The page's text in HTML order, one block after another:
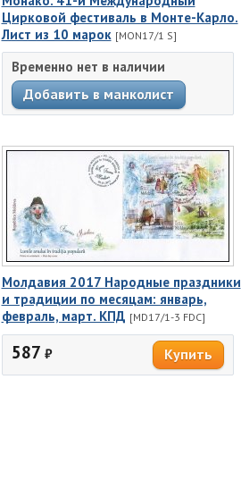
Цирковой фестиваль в Монте-Карло.
Лист из 10 марок [MON17/1 S]
Временно нет в наличии
Молдавия 2017 Народные праздники
и традиции по месяцам: январь,
февраль, март. КПД [MD17/1-3 FDC]
587 ₽